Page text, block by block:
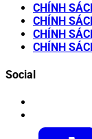
CHÍNH
CHÍNH
CHÍNH
CHÍNH
Social